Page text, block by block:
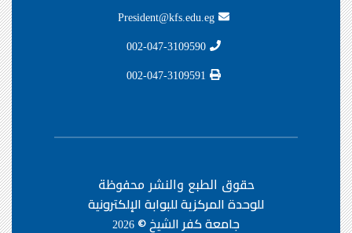
حقوق الطبع والنشر محفوظة
للوحدة المركزية للبوابة الإلكترونية
جامعة كفر الشيخ ©2026